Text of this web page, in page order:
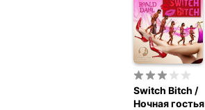
Switch Bitch /
Ночная гостья